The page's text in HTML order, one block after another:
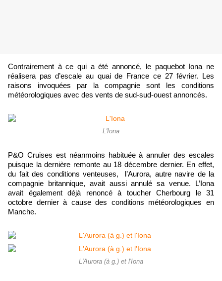
Contrairement à ce qui a été annoncé, le paquebot Iona ne
réalisera pas d’escale au quai de France ce 27 février. Les
raisons invoquées par la compagnie sont les conditions
météorologiques avec des vents de sud-sud-ouest annoncés.
L'Iona
P&O Cruises est néanmoins habituée à annuler des escales
puisque la dernière remonte au 18 décembre dernier. En effet,
du fait des conditions venteuses, l’Aurora, autre navire de la
compagnie britannique, avait aussi annulé sa venue. L’Iona
avait également déjà renoncé à toucher Cherbourg le 31
octobre dernier à cause des conditions météorologiques en
Manche.
L'Aurora (à g.) et l'Iona